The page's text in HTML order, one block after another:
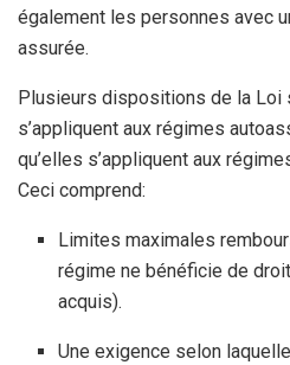
également les personnes avec
assurée.
Plusieurs dispositions de la Loi
s’appliquent aux régimes
qu’elles s’appliquent aux
Ceci comprend:
Limites maximales
régime ne bénéficie de
acquis).
Une exigence selon